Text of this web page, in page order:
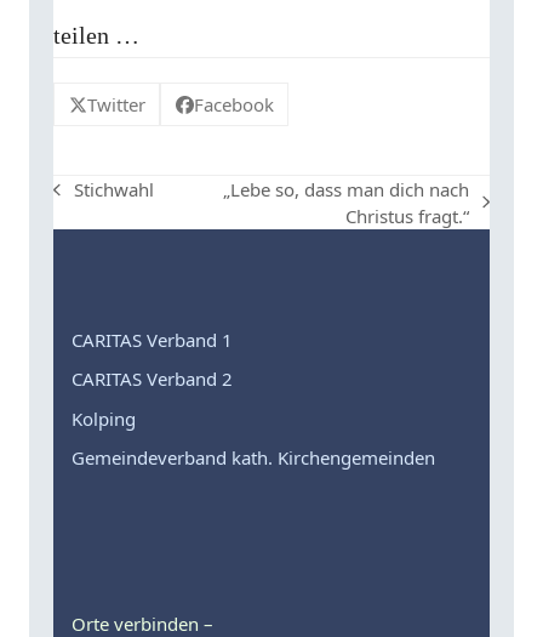
teilen …
Twitter Facebook
vorheriger
Beitrag:
Stichwahl
„Lebe so, dass man dich nach
Christus fragt.“
CARITAS Verband 1
CARITAS Verband 2
Kolping
Gemeindeverband kath. Kirchengemeinden
Orte verbinden –